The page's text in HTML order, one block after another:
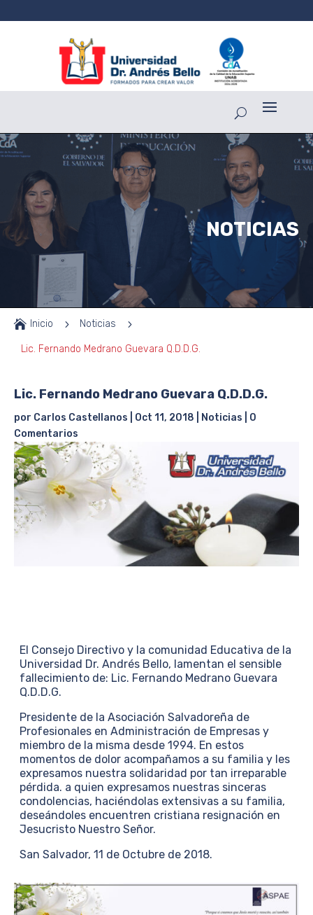
NOTICIAS
 Inicio 5 Noticias 5
Lic. Fernando Medrano Guevara Q.D.D.G.
Lic. Fernando Medrano Guevara Q.D.D.G.
por Carlos Castellanos Oct 11, 2018 Noticias
0
Comentarios
El Consejo Directivo y la comunidad Educativa de la
Universidad Dr. Andrés Bello, lamentan el sensible
fallecimiento de: Lic. Fernando Medrano Guevara
Q.D.D.G.
Presidente de la Asociación Salvadoreña de
Profesionales en Administración de Empresas y
miembro de la misma desde 1994. En estos
momentos de dolor acompañamos a su familia y les
expresamos nuestra solidaridad por tan irreparable
pérdida. a quien expresamos nuestras sinceras
condolencias, haciéndolas extensivas a su familia,
deseándoles encuentren cristiana resignación en
Jesucristo Nuestro Señor.
San Salvador, 11 de Octubre de 2018.